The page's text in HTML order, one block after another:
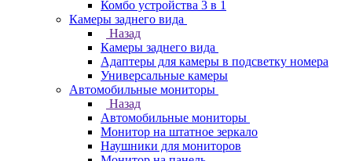
Комбо устройства 3 в 1
Камеры заднего вида
Назад
Камеры заднего вида
Адаптеры для камеры в подсветку номера
Универсальные камеры
Автомобильные мониторы
Назад
Автомобильные мониторы
Монитор на штатное зеркало
Наушники для мониторов